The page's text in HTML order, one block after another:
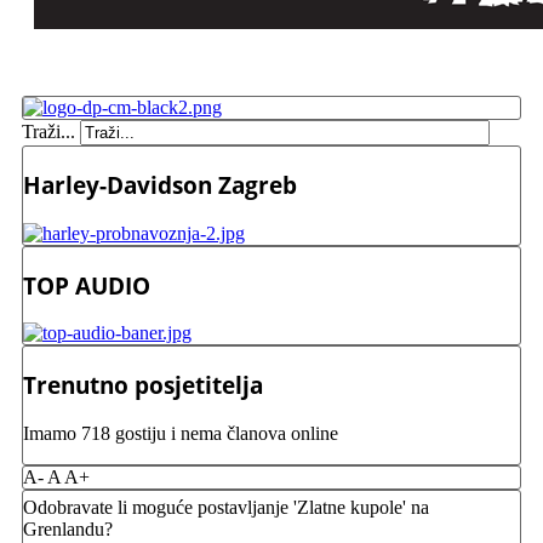
Traži...
Harley-Davidson Zagreb
TOP AUDIO
Trenutno posjetitelja
Imamo 718 gostiju i nema članova online
A- A A+
Odobravate li moguće postavljanje 'Zlatne kupole' na
Grenlandu?